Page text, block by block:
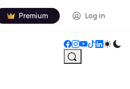
Premium Log in